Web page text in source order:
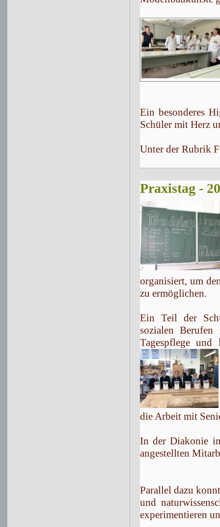
Ein besonderes
Schüler mit Herz
Unter der Rubrik
Praxistag -
organisiert, um
zu ermöglichen.
Ein Teil der
sozialen
Tagespflege
die Arbeit mit
In der Diakonie
angestellten
Parallel dazu
und
experimentieren